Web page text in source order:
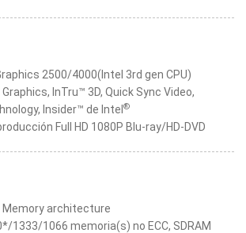
2500/4000(Intel 3rd gen CPU)
InTru™ 3D, Quick Sync Video,
Insider™ de Intel ®
Full HD 1080P Blu-ray/HD-DVD
Memory architecture
1333/1066 memoria(s) no ECC, SDRAM